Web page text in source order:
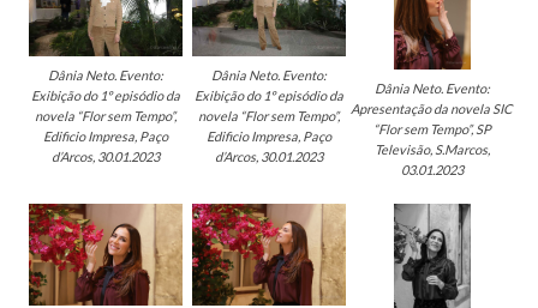
Dânia Neto. Evento:
Exibição do 1º episódio da
novela “Flor sem Tempo”,
Edificio Impresa, Paço
d’Arcos, 30.01.2023
Dânia Neto. Evento:
Exibição do 1º episódio da
novela “Flor sem Tempo”,
Edificio Impresa, Paço
d’Arcos, 30.01.2023
Dânia Neto. Evento:
Apresentação da novela SIC
“Flor sem Tempo”, SP
Televisão, S.Marcos,
03.01.2023